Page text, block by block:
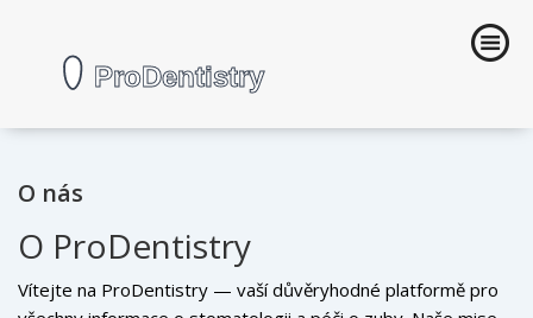
O nás
O ProDentistry
Vítejte na ProDentistry — vaší důvěryhodné platformě pro